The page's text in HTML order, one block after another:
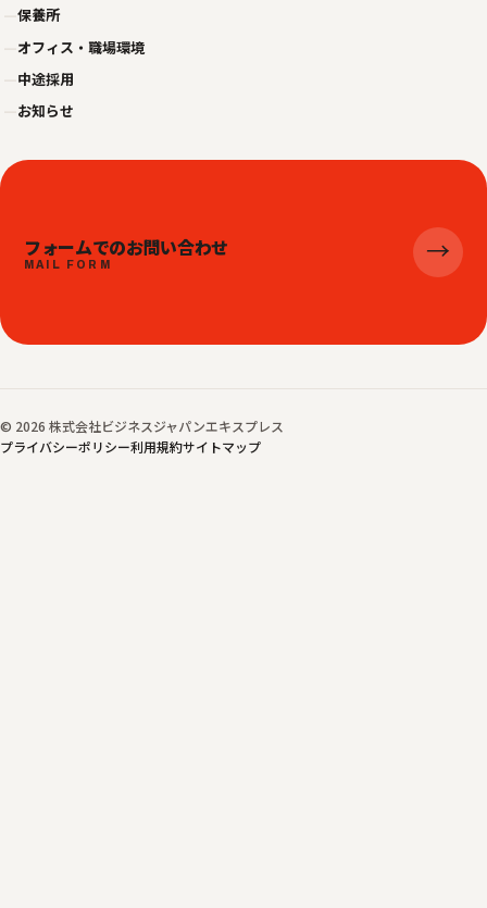
保養所
オフィス・職場環境
中途採用
お知らせ
フォームでのお問い合わせ
MAIL FORM →
© 2026 株式会社ビジネスジャパンエキスプレス
プライバシーポリシー利用規約サイトマップ